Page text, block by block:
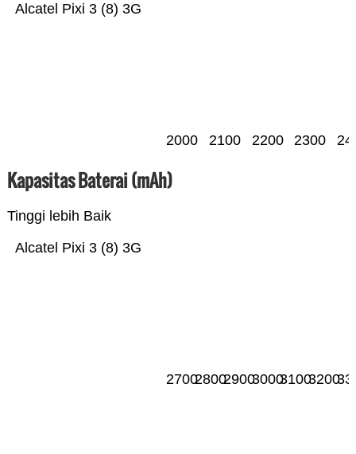
Alcatel Pixi 3 (8) 3G
2000 2100 2200 2300
Kapasitas Baterai (mAh)
Tinggi lebih Baik
Alcatel Pixi 3 (8) 3G
270028002900300031003200